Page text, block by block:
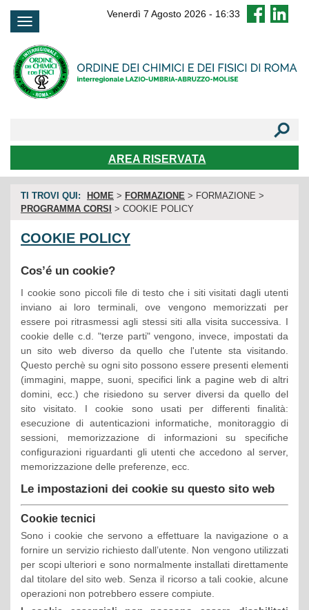
Venerdì 7 Agosto 2026 - 16:33
AREA RISERVATA
FAQ
TI TROVI QUI: HOME > FORMAZIONE > FORMAZIONE >
PROGRAMMA CORSI > COOKIE POLICY
COOKIE POLICY
Cos’é un cookie?
I cookie sono piccoli file di testo che i siti visitati dagli utenti
inviano ai loro terminali, ove vengono memorizzati per
essere poi ritrasmessi agli stessi siti alla visita successiva. I
cookie delle c.d. "terze parti" vengono, invece, impostati da
un sito web diverso da quello che l'utente sta visitando.
Questo perchè su ogni sito possono essere presenti elementi
(immagini, mappe, suoni, specifici link a pagine web di altri
domini, ecc.) che risiedono su server diversi da quello del
sito visitato. I cookie sono usati per differenti finalità:
esecuzione di autenticazioni informatiche, monitoraggio di
sessioni, memorizzazione di informazioni su specifiche
configurazioni riguardanti gli utenti che accedono al server,
memorizzazione delle preferenze, ecc.
Le impostazioni dei cookie su questo sito web
Cookie tecnici
Sono i cookie che servono a effettuare la navigazione o a
fornire un servizio richiesto dall’utente. Non vengono utilizzati
per scopi ulteriori e sono normalmente installati direttamente
dal titolare del sito web. Senza il ricorso a tali cookie, alcune
operazioni non potrebbero essere compiute.